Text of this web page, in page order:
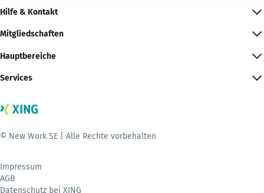
Hilfe & Kontakt
Mitgliedschaften
Hauptbereiche
Services
© New Work SE | Alle Rechte vorbehalten
Impressum
AGB
Datenschutz bei XING